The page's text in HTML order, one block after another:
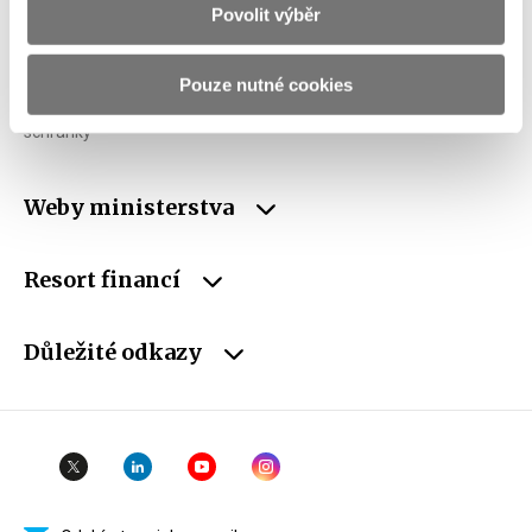
Povolit výběr
Pouze nutné cookies
DIČ CZ00006947
schránky
Weby ministerstva
Resort financí
Důležité odkazy